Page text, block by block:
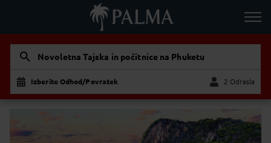
Novoletna Tajska in počitnice na Phuketu
Izberite Odhod/Povratek 2 Odrasla